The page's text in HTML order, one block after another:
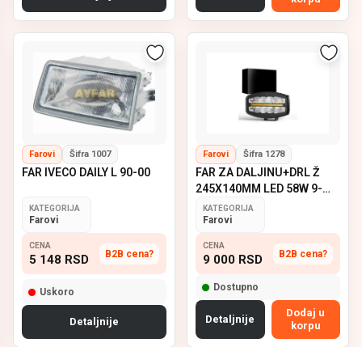
Farovi Šifra 1007
FAR IVECO DAILY L 90-00
KATEGORIJA
Farovi
CENA
5 148 RSD B2B cena?
Uskoro
Detaljnije
Farovi Šifra 1278
FAR ZA DALJINU+DRL Ž
245X140MM LED 58W 9-
36V
KATEGORIJA
Farovi
CENA
9 000 RSD B2B cena?
Dostupno
Detaljnije
Dodaj u
korpu